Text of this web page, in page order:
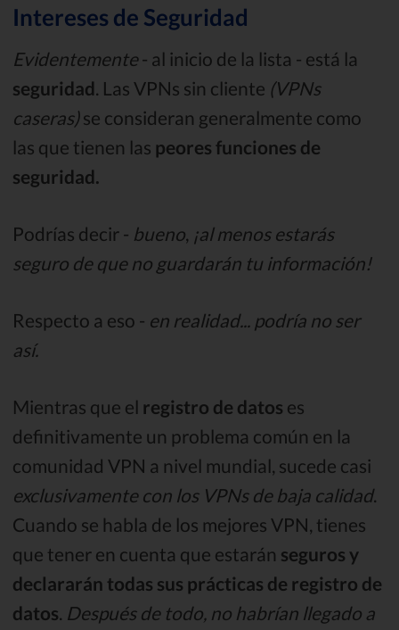
Intereses de Seguridad
Evidentemente- al inicio de la lista - está la
seguridad . Las VPNs sin cliente (VPNs
caseras)se consideran generalmente como
las que tienen las peores funciones de
seguridad.
Podrías decir - bueno ¡al menos estarás
seguro de que no guardarán tu información!
Respecto a eso - en realidad... podría no ser
así.
Mientras que el registro de datos es
definitivamente un problema común en la
comunidad VPN a nivel mundial, sucede casi
exclusivamente con los VPNs de baja calidad.
Cuando se habla de los mejores VPN, tienes
que tener en cuenta que estarán seguros y
declararán todas sus prácticas de registro de
datos. Después de todo, no habrían llegado a